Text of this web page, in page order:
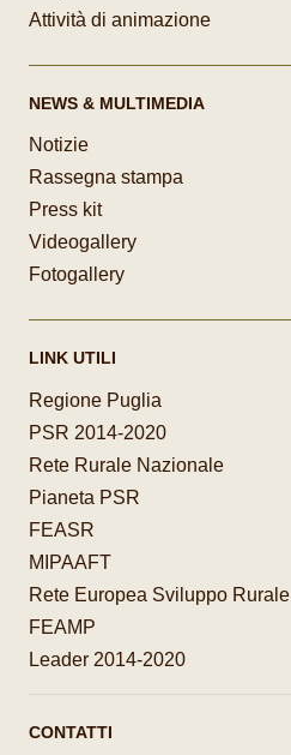
Attività di animazione
NEWS & MULTIMEDIA
Notizie
Rassegna stampa
Press kit
Videogallery
Fotogallery
LINK UTILI
Regione Puglia
PSR 2014-2020
Rete Rurale Nazionale
Pianeta PSR
FEASR
MIPAAFT
Rete Europea Sviluppo Rurale
FEAMP
Leader 2014-2020
CONTATTI